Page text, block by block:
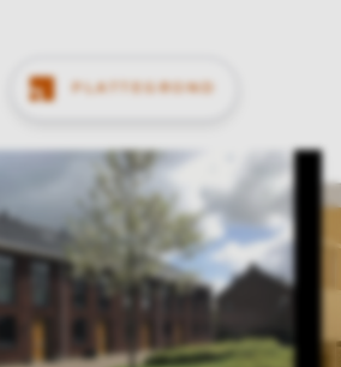
PLATTEGROND